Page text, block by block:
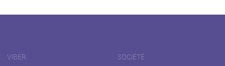
VIBER SOCIÉTÉ